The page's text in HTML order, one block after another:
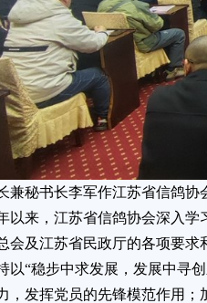
秘书长李军作江苏省信鸽协
以来，江苏省信鸽协会深入学
会及江苏省民政厅的各项要
以“稳步中求发展，发展中寻
，发挥党员的先锋模范作用